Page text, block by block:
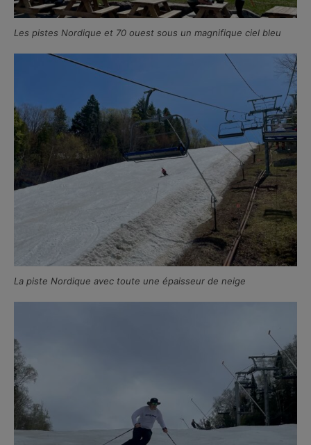
Les pistes Nordique et 70 ouest sous un magnifique ciel bleu
La piste Nordique avec toute une épaisseur de neige